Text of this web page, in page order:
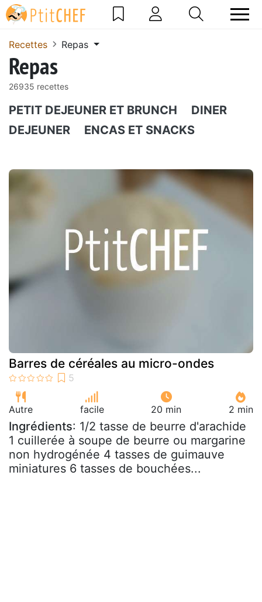
Recettes Repas
Repas
26935 recettes
PETIT DEJEUNER ET BRUNCH
DINER
DEJEUNER
ENCAS ET SNACKS
Barres de céréales au micro-ondes
Autre facile 20 min 2 min
Ingrédients: 1/2 tasse de beurre d'arachide
1 cuillerée à soupe de beurre ou margarine
non hydrogénée 4 tasses de guimauve
miniatures 6 tasses de bouchées...